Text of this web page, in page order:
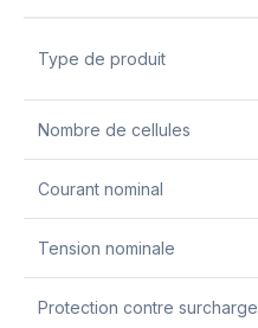
Type de produit
Nombre de cellules
Courant nominal
Tension nominale
Protection contre surcharge